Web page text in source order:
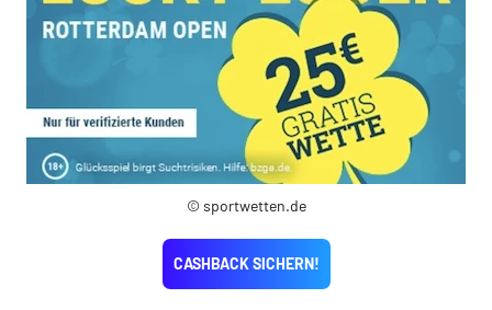
© sportwetten.de
CASHBACK SICHERN!